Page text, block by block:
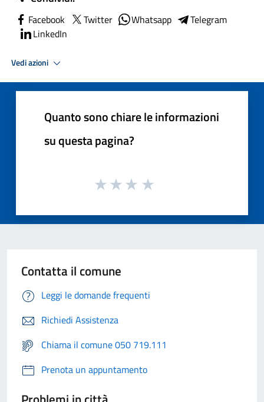
Facebook Twitter Whatsapp
Telegram
LinkedIn
Vedi azioni
Quanto sono chiare le informazioni
su questa pagina?
Contatta il comune
Leggi le domande frequenti
Richiedi Assistenza
Chiama il comune 050 719.111
Prenota un appuntamento